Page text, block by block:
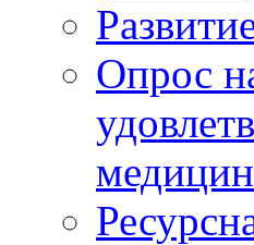
Опрос